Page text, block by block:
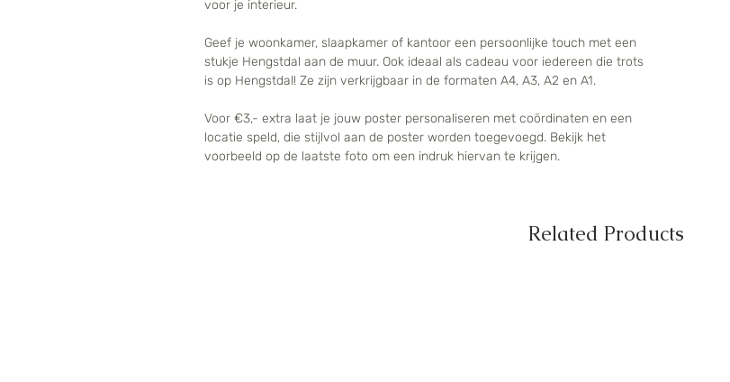
voor je interieur.
Geef je woonkamer, slaapkamer of kantoor een persoonlijke touch met een
stukje Hengstdal aan de muur. Ook ideaal als cadeau voor iedereen die trots
is op Hengstdal! Ze zijn verkrijgbaar in de formaten A4, A3, A2 en A1.
Voor €3,- extra laat je jouw poster personaliseren met coördinaten en een
locatie speld, die stijlvol aan de poster worden toegevoegd. Bekijk het
voorbeeld op de laatste foto om een indruk hiervan te krijgen.
Related Products